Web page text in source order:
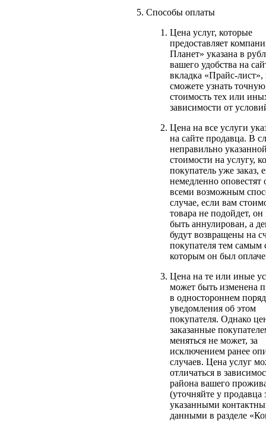
Способы оплаты
Цена услуг, которые
предоставляет
Планет» указана в
вашего удобства на
вкладка «Прайс-лист»,
сможете узнать точную
стоимость тех или
зависимости от
Цена на все услуги
на сайте продавца. В
неправильно
стоимости на услугу,
покупатель уже заказ,
немедленно оповестят
всеми возможным
случае, если вам
товара не подойдет,
быть аннулирован, а
будут возвращены на
покупателя тем самым
которым он был
Цена на те или иные
может быть изменена
в одностороннем
уведомления об этом
покупателя. Однако
заказанные
меняться не может, за
исключением ранее
случаев. Цена услуг
отличаться в
района вашего
(уточняйте у продавца
указанными
данными в разделе